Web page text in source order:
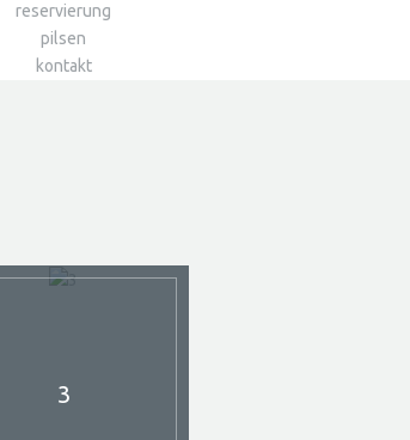
reservierung
pilsen
kontakt
3